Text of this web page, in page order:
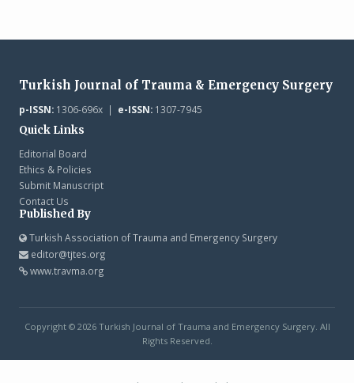
Turkish Journal of Trauma & Emergency Surgery
p-ISSN:1306-696x | e-ISSN:1307-7945
Quick Links
Editorial Board
Ethics & Policies
Submit Manuscript
Contact Us
Published By
Turkish Association of Trauma and Emergency Surgery
editor@tjtes.org
www.travma.org
Copyright © 2026 Turkish Journal of Trauma and Emergency Surgery. All
Rights Reserved.